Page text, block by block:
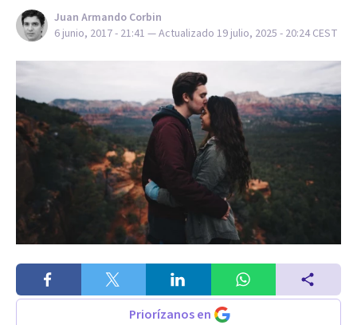
Juan Armando Corbin
6 junio, 2017 - 21:41 — Actualizado 19 julio, 2025 - 20:24 CEST
Priorízanos en